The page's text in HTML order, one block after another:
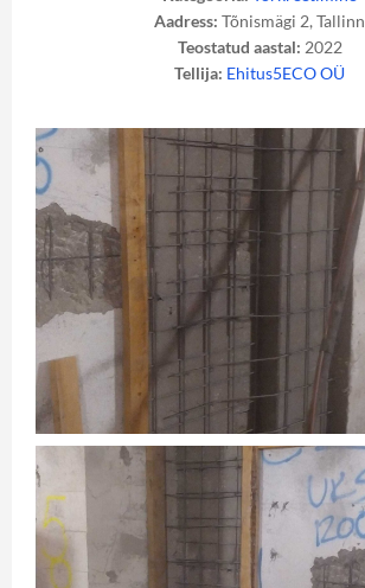
Aadress: Tõnismägi 2, Tallinn
Teostatud aastal: 2022
Tellija: Ehitus5ECO OÜ